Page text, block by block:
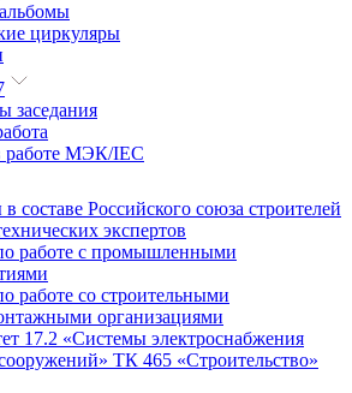
циркуляры
заседания
работе МЭК/​IEC
составе Российского союза строителей
экспертов
работе с промышленными
работе со строительными
организациями
17.2 «Системы электроснабжения
ТК 465 «Строительство»